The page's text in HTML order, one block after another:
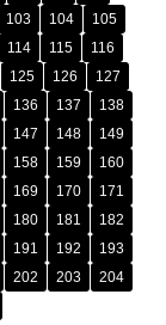
103 104
105
114 115
116
125 126
127
136 137
138
147 148
149
158 159
160
169 170
171
180 181
182
191 192
193
202 203
204